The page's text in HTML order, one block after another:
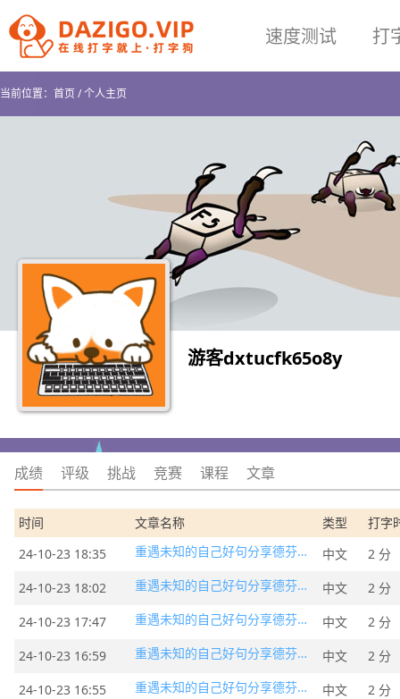
速度测试 打
当前位置： 首页/个人主页
游客dxtucfk65o8y
成绩 评级 挑战 竞赛 课程 文章
时间 文章名称 类型
打字
24-10-23 18:35
重遇未知的自己好句分享德芬的话 中文
2 分
24-10-23 18:02
重遇未知的自己好句分享德芬的话 中文
2 分
24-10-23 17:47
重遇未知的自己好句分享德芬的话 中文
2 分
24-10-23 16:59
重遇未知的自己好句分享德芬的话 中文
2 分
24-10-23 16:55
重遇未知的自己好句分享德芬的话 中文
2 分